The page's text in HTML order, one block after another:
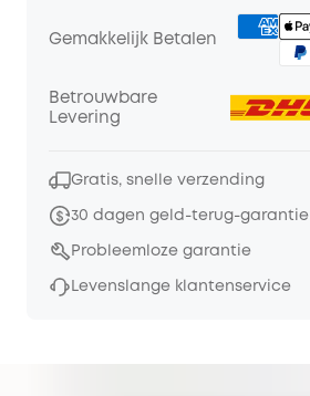
Gemakkelijk Betalen
Betrouwbare
Levering
Gratis, snelle verzending
30 dagen geld-terug-garantie
Probleemloze garantie
Levenslange klantenservice